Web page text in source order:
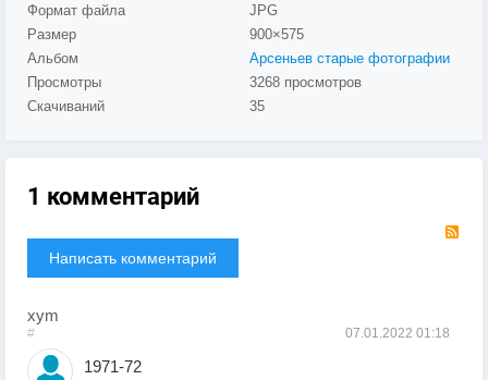
Формат файла
JPG
Размер
900×575
Альбом
Арсеньев старые фотографии
Просмотры
3268 просмотров
Скачиваний
35
1 комментарий
Написать комментарий
xym
07.01.2022 01:18
#
1971-72